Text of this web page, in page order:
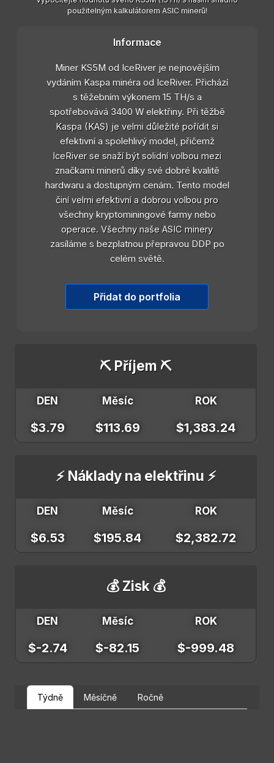
použitelným kalkulátorem ASIC minerů!
Informace
Miner KS5M od IceRiver je nejnovějším
vydáním Kaspa minéra od IceRiver. Přichází
s těžebním výkonem 15 TH/s a
spotřebovává 3400 W elektřiny. Při těžbě
Kaspa (KAS) je velmi důležité pořídit si
efektivní a spolehlivý model, přičemž
IceRiver se snaží být solidní volbou mezi
značkami minerů díky své dobré kvalitě
hardwaru a dostupným cenám. Tento model
činí velmi efektivní a dobrou volbou pro
všechny kryptominingové farmy nebo
operace. Všechny naše ASIC minery
zasíláme s bezplatnou přepravou DDP po
celém světě.
Přidat do portfolia
⛏️ Příjem ⛏️
DEN Měsíc ROK
$3.79 $113.69 $1,383.24
⚡ Náklady na elektřinu ⚡
DEN Měsíc ROK
$6.53 $195.84 $2,382.72
💰 Zisk 💰
DEN Měsíc ROK
$-2.74 $-82.15 $-999.48
Týdně Měsíčně Ročně